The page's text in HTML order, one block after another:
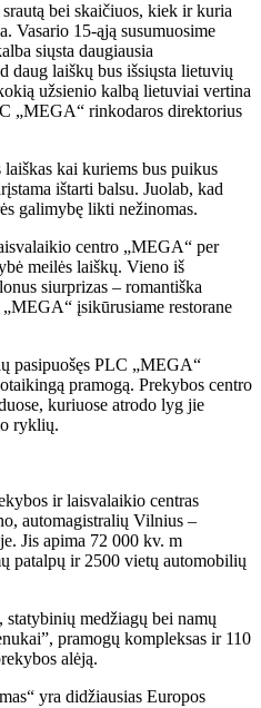
bei skaičiuos, kiek ir kuria
Vasario 15-ąją susumuosime
siųsta daugiausia
daug laiškų bus išsiųsta lietuvių
užsienio kalbą lietuviai vertina
„MEGA“ rinkodaros direktorius
kai kuriems bus puikus
ištarti balsu. Juolab, kad
galimybę likti nežinomas.
centro „MEGA“ per
meilės laiškų. Vieno iš
siurprizas – romantiška
įsikūrusiame restorane
pasipuošęs PLC „MEGA“
pramogą. Prekybos centro
kuriuose atrodo lyg jie
ryklių.
ir laisvalaikio centras
automagistralių Vilnius –
Jis apima 72 000 kv. m
patalpų ir 2500 vietų automobilių
medžiagų bei namų
pramogų kompleksas ir 110
alėją.
yra didžiausias Europos